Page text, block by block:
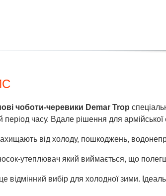
чоботи-черевики Demar Trop
період часу. Вдале рішення для
від холоду, пошкоджень,
утеплювач який виймається, що
відмінний вибір для холодної зими.